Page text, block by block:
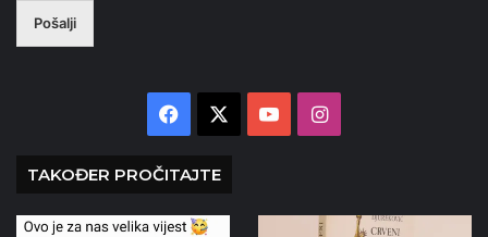
Pošalji
Facebook YouTubeInstagram
TAKOĐER PROČITAJTE